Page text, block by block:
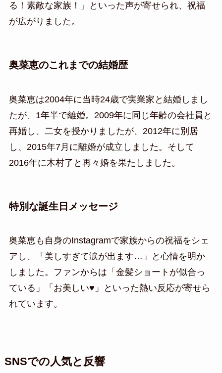
る！素敵な家族！」といった声が寄せられ、祝福
が広がりました。
奥菜恵のこれまでの結婚歴
奥菜恵は2004年に当時24歳で実業家と結婚しまし
たが、1年半で離婚。2009年に同じ年齢の会社員と
再婚し、二女を授かりましたが、2012年に別居
し、2015年7月に離婚が成立しました。そして
2016年に木村了と再々婚を果たしました。
特別な誕生日メッセージ
奥菜恵も自身のInstagramで家族からの祝福をシェ
アし、「美しすぎて涙が出ます…」と心情を明か
しました。ファンからは「金髪ショートが似合っ
ている」「お美しい♥」といった熱い反応が寄せら
れています。
SNSでの人気と反響